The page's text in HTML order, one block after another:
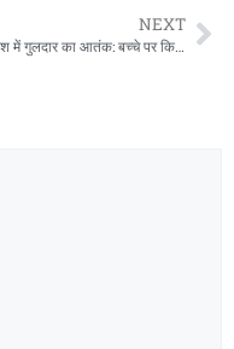
NEXT
ऋषिकेश में गुलदार का आतंक: बच्चे पर किया हमला, इलाके में दहशत; वन विभाग ने जारी की चेतावनी